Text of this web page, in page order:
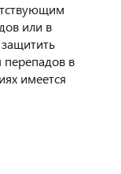
или в
перепадов в
имеется